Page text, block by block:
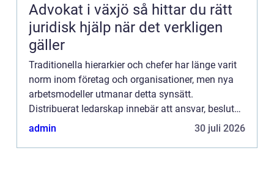
Advokat i växjö så hittar du rätt
juridisk hjälp när det verkligen
gäller
Traditionella hierarkier och chefer har länge varit
norm inom företag och organisationer, men nya
arbetsmodeller utmanar detta synsätt.
Distribuerat ledarskap innebär att ansvar, beslut
och initiativ sprids över hela teamet i...
admin 30 juli 2026